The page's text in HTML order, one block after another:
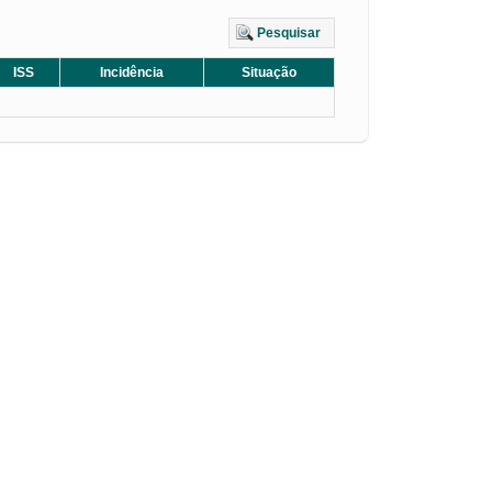
Pesquisar
ISS Incidência
Situação